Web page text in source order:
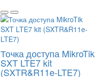
Точка доступа MikroTik
SXT LTE7 kit
(SXTR&R11e-LTE7)